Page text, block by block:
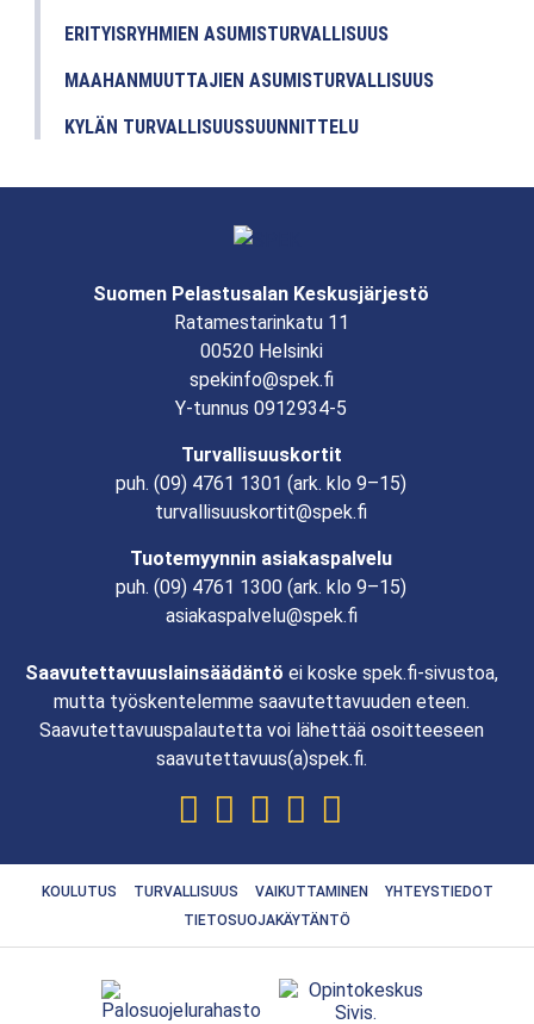
ERITYISRYHMIEN ASUMISTURVALLISUUS
MAAHANMUUTTAJIEN ASUMISTURVALLISUUS
KYLÄN TURVALLISUUSSUUNNITTELU
Suomen Pelastusalan Keskusjärjestö
Ratamestarinkatu 11
00520 Helsinki
spekinfo@spek.fi
Y-tunnus 0912934-5
Turvallisuuskortit
puh. (09) 4761 1301 (ark. klo 9–15)
turvallisuuskortit@spek.fi
Tuotemyynnin asiakaspalvelu
puh. (09) 4761 1300 (ark. klo 9–15)
asiakaspalvelu@spek.fi
Saavutettavuuslainsäädäntö ei koske spek.fi-sivustoa,
mutta työskentelemme saavutettavuuden eteen.
Saavutettavuuspalautetta voi lähettää osoitteeseen
saavutettavuus(a)spek.fi.
KOULUTUS TURVALLISUUS VAIKUTTAMINEN
YHTEYSTIEDOT
TIETOSUOJAKÄYTÄNTÖ